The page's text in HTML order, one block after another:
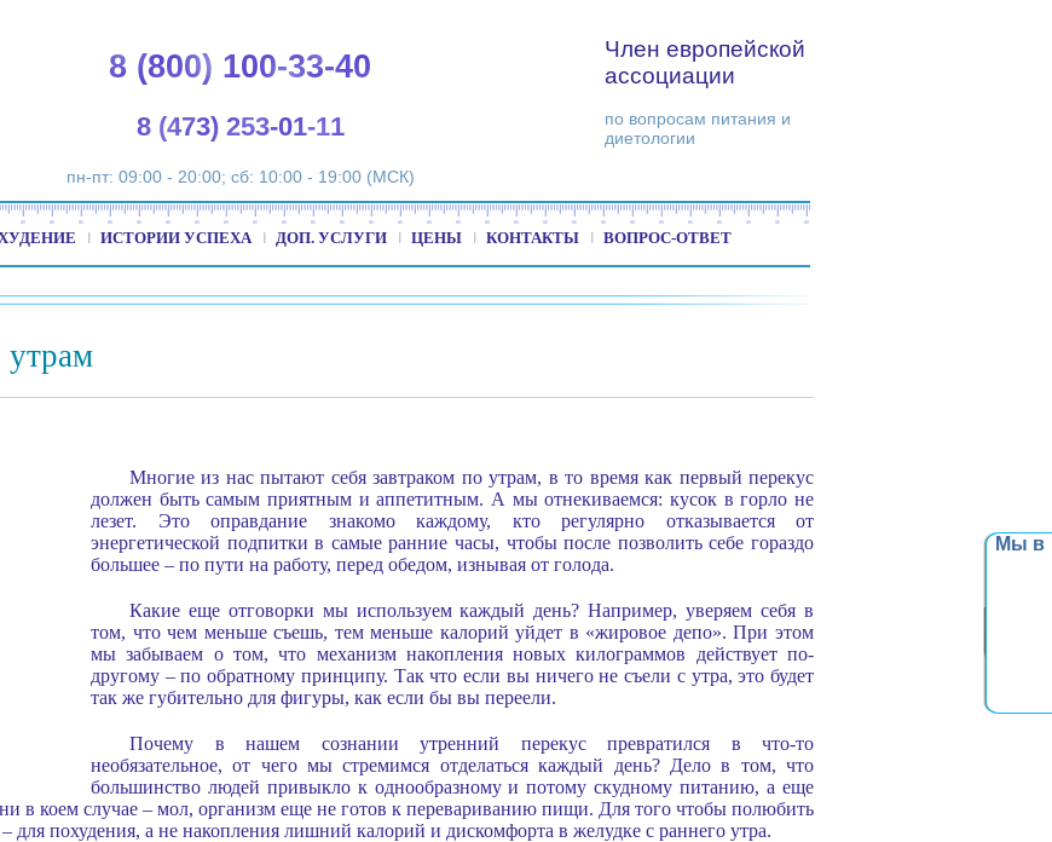
Мы в
8 (800) 100-33-40
8 (473) 253-01-11
пн-пт: 09:00 - 20:00; сб: 10:00 - 19:00 (МСК)
Член европейской
ассоциации
по вопросам питания и
диетологии
ИСТОРИИ УСПЕХА ДОП. УСЛУГИ ЦЕНЫ КОНТАКТЫ ВОПРОС-ОТВЕТ
утрам
Многие из нас пытают себя завтраком по утрам, в то время как первый перекус
должен быть самым приятным и аппетитным. А мы отнекиваемся: кусок в горло не
лезет. Это оправдание знакомо каждому, кто регулярно отказывается от
энергетической подпитки в самые ранние часы, чтобы после позволить себе гораздо
большее – по пути на работу, перед обедом, изнывая от голода.
Какие еще отговорки мы используем каждый день? Например, уверяем себя в
том, что чем меньше съешь, тем меньше калорий уйдет в «жировое депо». При этом
мы забываем о том, что механизм накопления новых килограммов действует по-
другому – по обратному принципу. Так что если вы ничего не съели с утра, это будет
так же губительно для фигуры, как если бы вы переели.
Почему в нашем сознании утренний перекус превратился в что-то
необязательное, от чего мы стремимся отделаться каждый день? Дело в том, что
большинство людей привыкло к однообразному и потому скудному питанию, а еще
ни в коем случае – мол, организм еще не готов к перевариванию пищи. Для того чтобы полюбить
для похудения, а не накопления лишний калорий и дискомфорта в желудке с раннего утра.